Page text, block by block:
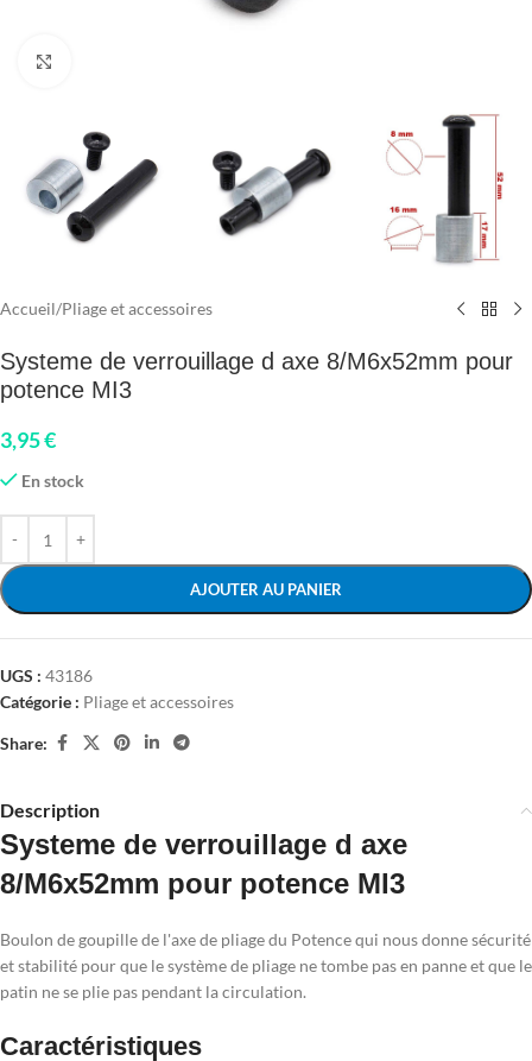
Accueil/Pliage et accessoires
Systeme de verrouillage d axe 8/M6x52mm pour
potence MI3
3,95€
En stock
AJOUTER AU PANIER
UGS : 43186
Catégorie : Pliage et accessoires
Share:
Description
Systeme de verrouillage d axe
8/M6x52mm pour potence MI3
Boulon de goupille de l'axe de pliage du Potence qui nous donne sécurité
et stabilité pour que le système de pliage ne tombe pas en panne et que le
patin ne se plie pas pendant la circulation.
Caractéristiques